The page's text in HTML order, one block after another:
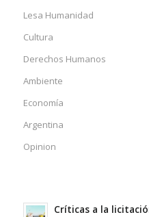
Lesa Humanidad
Cultura
Derechos Humanos
Ambiente
Economía
Argentina
Opinion
Críticas a la